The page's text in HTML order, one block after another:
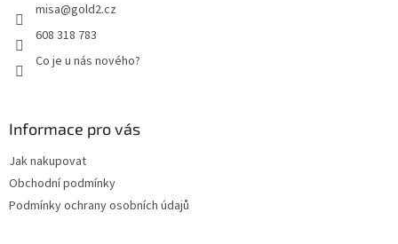
misa@gold2.cz
608 318 783
Co je u nás nového?
Informace pro vás
Jak nakupovat
Obchodní podmínky
Podmínky ochrany osobních údajů